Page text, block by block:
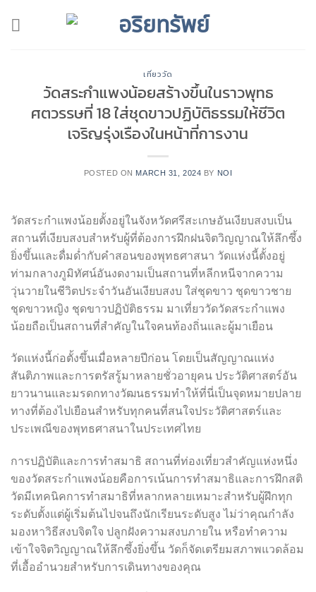
เที่ยววัด
วัดสระกำแพงน้อยสร้างขึ้นในราวพุทธ
ศตวรรษที่ 18 ใส่ชุดขาวปฏิบัติธรรมให้ชีวิต
เจริญรุ่งเรืองในหน้าที่การงาน
POSTED ON MARCH 31, 2024 BY NOI
วัดสระกำแพงน้อยตั้งอยู่ในจังหวัดศรีสะเกษอันเงียบสงบเป็น
สถานที่เงียบสงบสำหรับผู้ที่ต้องการฝึกฝนจิตวิญญาณให้ลึกซึ้ง
ยิ่งขึ้นและดื่มด่ำกับคำสอนของพุทธศาสนา วัดแห่งนี้ตั้งอยู่
ท่ามกลางภูมิทัศน์อันงดงามเป็นสถานที่หลีกหนีจากความ
วุ่นวายในชีวิตประจำวันอันเงียบสงบ ใส่ชุดขาว ชุดขาวชาย
ชุดขาวหญิง ชุดขาวปฏิบัติธรรม มาเที่ยววัดวัดสระกำแพง
น้อยถือเป็นสถานที่สำคัญในใจคนท้องถิ่นและผู้มาเยือน
วัดแห่งนี้ก่อตั้งขึ้นเมื่อหลายปีก่อน โดยเป็นสัญญาณแห่ง
สันติภาพและการตรัสรู้มาหลายชั่วอายุคน ประวัติศาสตร์อัน
ยาวนานและมรดกทางวัฒนธรรมทำให้ที่นี่เป็นจุดหมายปลาย
ทางที่ต้องไปเยือนสำหรับทุกคนที่สนใจประวัติศาสตร์และ
ประเพณีของพุทธศาสนาในประเทศไทย
การปฏิบัติและการทำสมาธิ สถานที่ท่องเที่ยวสำคัญแห่งหนึ่ง
ของวัดสระกำแพงน้อยคือการเน้นการทำสมาธิและการฝึกสติ
วัดมีเทคนิคการทำสมาธิที่หลากหลายเหมาะสำหรับผู้ฝึกทุก
ระดับตั้งแต่ผู้เริ่มต้นไปจนถึงนักเรียนระดับสูง ไม่ว่าคุณกำลัง
มองหาวิธีสงบจิตใจ ปลูกฝังความสงบภายใน หรือทำความ
เข้าใจจิตวิญญาณให้ลึกซึ้งยิ่งขึ้น วัดก็จัดเตรียมสภาพแวดล้อม
ที่เอื้ออำนวยสำหรับการเดินทางของคุณ